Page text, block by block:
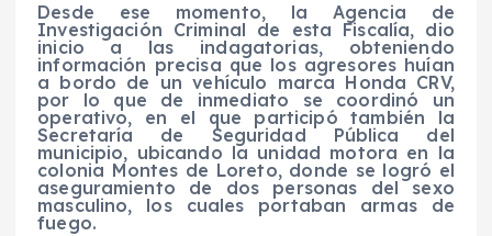
Desde ese momento, la Agencia de
Investigación Criminal de esta Fiscalía, dio
inicio a las indagatorias, obteniendo
información precisa que los agresores huían
a bordo de un vehículo marca Honda CRV,
por lo que de inmediato se coordinó un
operativo, en el que participó también la
Secretaría de Seguridad Pública del
municipio, ubicando la unidad motora en la
colonia Montes de Loreto, donde se logró el
aseguramiento de dos personas del sexo
masculino, los cuales portaban armas de
fuego.